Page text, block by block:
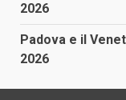
2026
Padova e il
2026